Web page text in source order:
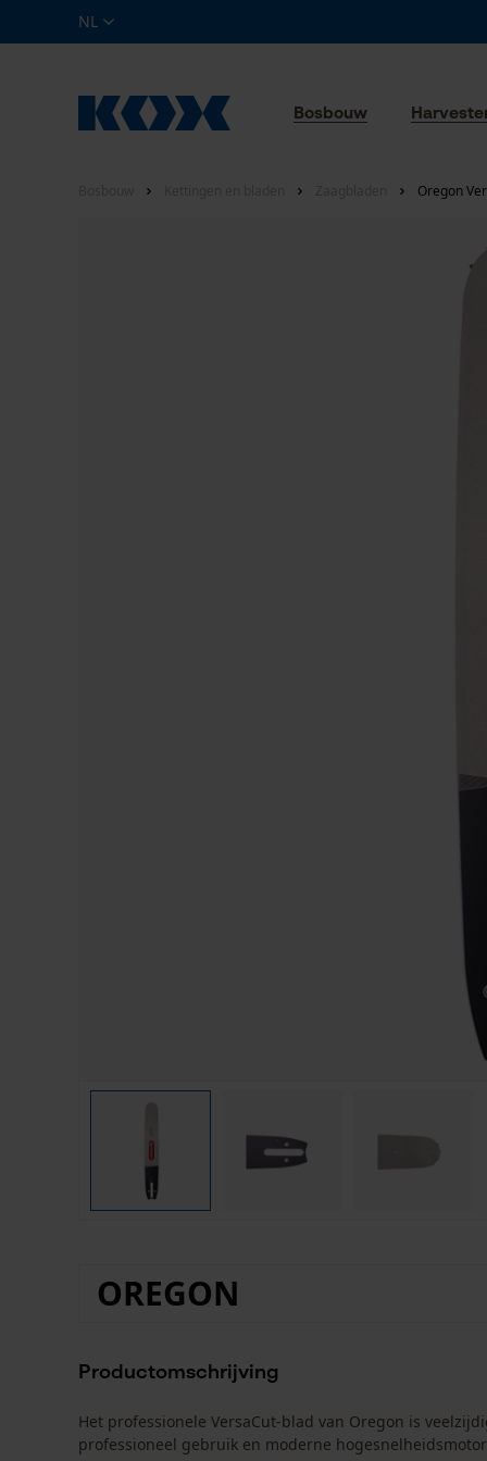
NL
Bosbouw
Oregon
OREGON
Productomschrijving
Het professionele VersaCut-blad van Oregon is
professioneel gebruik en moderne